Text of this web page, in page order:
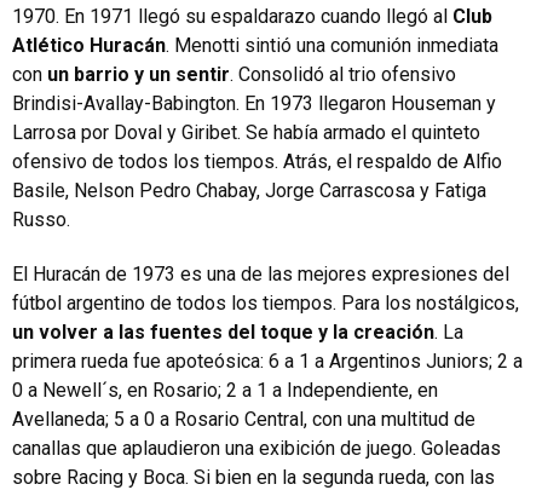
1970. En 1971 llegó su espaldarazo cuando llegó al Club
Atlético Huracán. Menotti sintió una comunión inmediata
con un barrio y un sentir. Consolidó al trio ofensivo
Brindisi-Avallay-Babington. En 1973 llegaron Houseman y
Larrosa por Doval y Giribet. Se había armado el quinteto
ofensivo de todos los tiempos. Atrás, el respaldo de Alfio
Basile, Nelson Pedro Chabay, Jorge Carrascosa y Fatiga
Russo.
El Huracán de 1973 es una de las mejores expresiones del
fútbol argentino de todos los tiempos. Para los nostálgicos,
un volver a las fuentes del toque y la creación. La
primera rueda fue apoteósica: 6 a 1 a Argentinos Juniors; 2 a
0 a Newell´s, en Rosario; 2 a 1 a Independiente, en
Avellaneda; 5 a 0 a Rosario Central, con una multitud de
canallas que aplaudieron una exibición de juego. Goleadas
sobre Racing y Boca. Si bien en la segunda rueda, con las